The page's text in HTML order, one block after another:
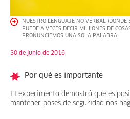
NUESTRO LENGUAJE NO VERBAL (DONDE
PUEDE A VECES DECIR MILLONES DE
PRONUNCIEMOS UNA SOLA PALABRA.
30 de junio de 2016
Por qué es importante
El experimento demostró que es
mantener poses de seguridad nos